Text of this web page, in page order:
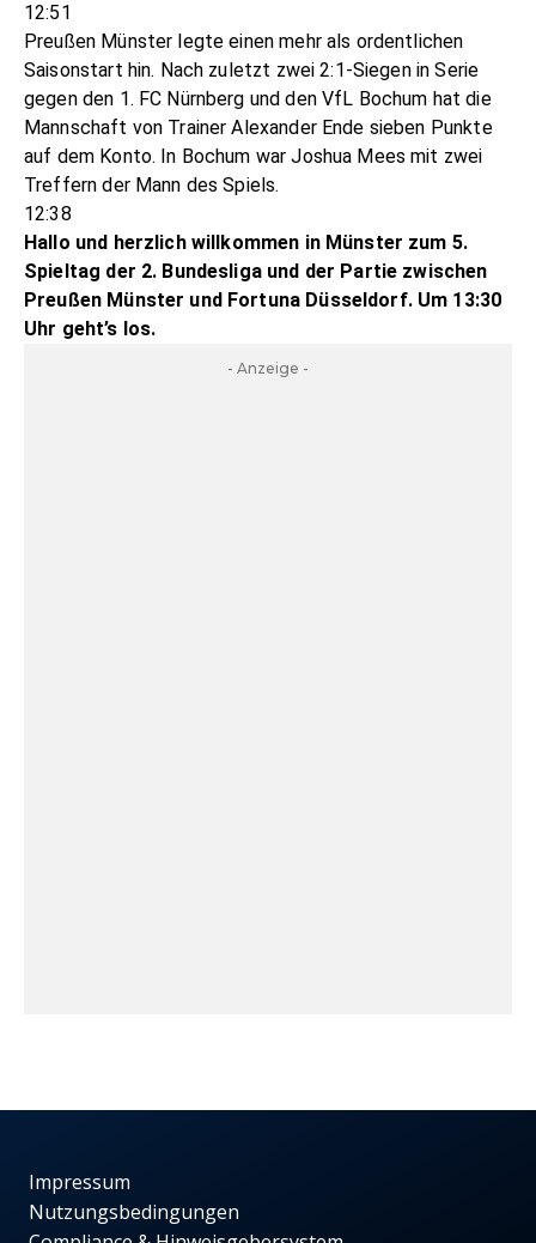
12:51
Preußen Münster legte einen mehr als ordentlichen
Saisonstart hin. Nach zuletzt zwei 2:1-Siegen in Serie
gegen den 1. FC Nürnberg und den VfL Bochum hat die
Mannschaft von Trainer Alexander Ende sieben Punkte
auf dem Konto. In Bochum war Joshua Mees mit zwei
Treffern der Mann des Spiels.
12:38
Hallo und herzlich willkommen in Münster zum 5.
Spieltag der 2. Bundesliga und der Partie zwischen
Preußen Münster und Fortuna Düsseldorf. Um 13:30
Uhr geht’s los.
- Anzeige -
Impressum
Nutzungsbedingungen